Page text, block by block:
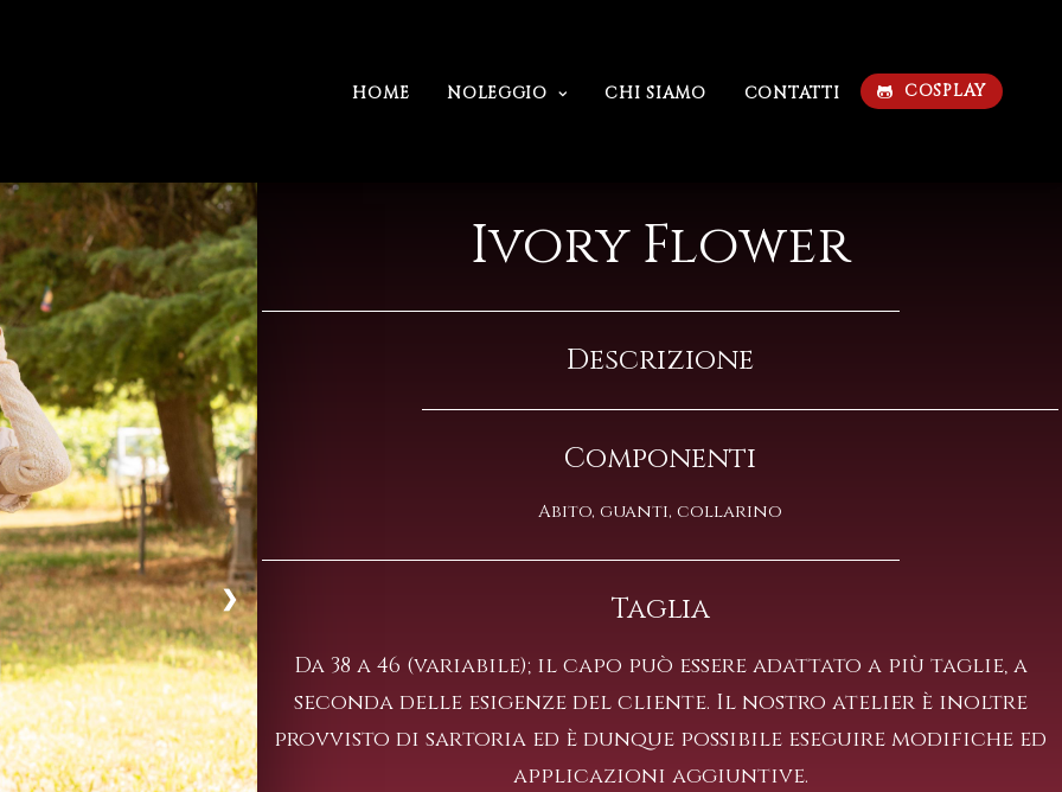
HOME NOLEGGIO CHI SIAMO CONTATTI COSPLAY
❯
Ivory Flower
Descrizione
Componenti
Abito, guanti, collarino
Taglia
Da 38 a 46 (variabile); il capo può essere adattato a più taglie, a
seconda delle esigenze del cliente. Il nostro atelier è inoltre
provvisto di sartoria ed è dunque possibile eseguire modifiche ed
applicazioni aggiuntive.